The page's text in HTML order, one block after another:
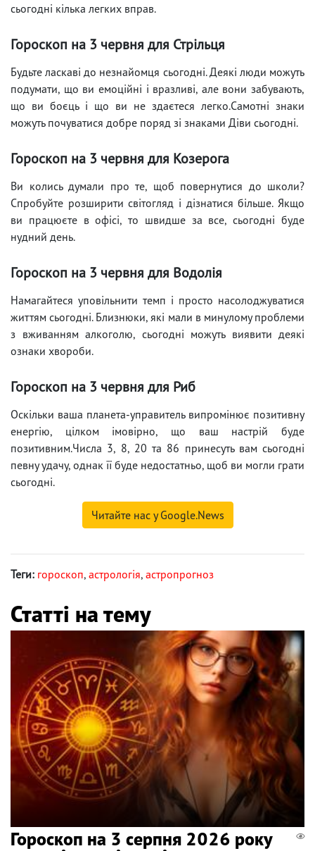
сьогодні кілька легких вправ.
Гороскоп на 3 червня для Стрільця
Будьте ласкаві до незнайомця сьогодні. Деякі люди можуть
подумати, що ви емоційні і вразливі, але вони забувають,
що ви боєць і що ви не здаєтеся легко.Самотні знаки
можуть почуватися добре поряд зі знаками Діви сьогодні.
Гороскоп на 3 червня для Козерога
Ви колись думали про те, щоб повернутися до школи?
Спробуйте розширити світогляд і дізнатися більше. Якщо
ви працюєте в офісі, то швидше за все, сьогодні буде
нудний день.
Гороскоп на 3 червня для Водолія
Намагайтеся уповільнити темп і просто насолоджуватися
життям сьогодні. Близнюки, які мали в минулому проблеми
з вживанням алкоголю, сьогодні можуть виявити деякі
ознаки хвороби.
Гороскоп на 3 червня для Риб
Оскільки ваша планета-управитель випромінює позитивну
енергію, цілком імовірно, що ваш настрій буде
позитивним.Числа 3, 8, 20 та 86 принесуть вам сьогодні
певну удачу, однак її буде недостатньо, щоб ви могли грати
сьогодні.
Читайте нас у Google.News
Теги: гороскоп, астрологія, астропрогноз
Статті на тему
Гороскоп на 3 серпня 2026 року